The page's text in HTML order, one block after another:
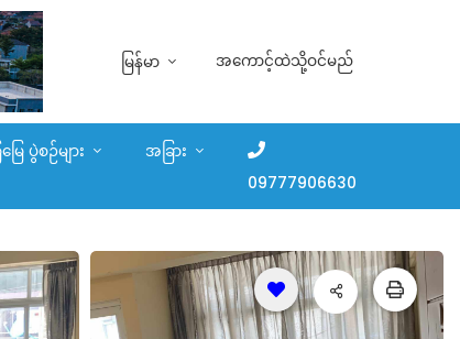
မြန်မာ အကောင့်ထဲသို့ဝင်မည်
ြေ ပွဲစဉ်များ
အခြား
09777906630